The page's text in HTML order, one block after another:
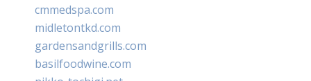
cmmedspa.com
midletontkd.com
gardensandgrills.com
basilfoodwine.com